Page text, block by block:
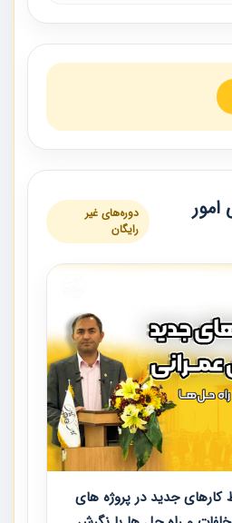
دوره‌های غیر
رایگان
جدید در پروژه های